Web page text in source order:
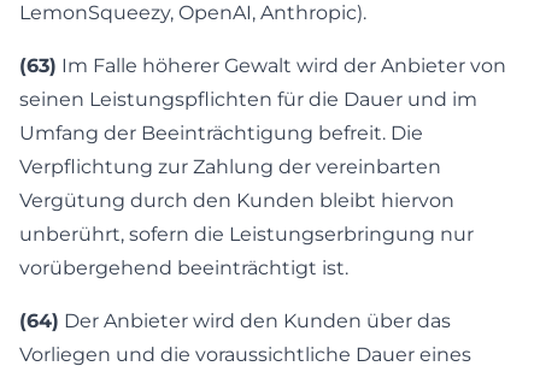
LemonSqueezy, OpenAI, Anthropic).
(63) Im Falle höherer Gewalt wird der Anbieter von
seinen Leistungspflichten für die Dauer und im
Umfang der Beeinträchtigung befreit. Die
Verpflichtung zur Zahlung der vereinbarten
Vergütung durch den Kunden bleibt hiervon
unberührt, sofern die Leistungserbringung nur
vorübergehend beeinträchtigt ist.
(64) Der Anbieter wird den Kunden über das
Vorliegen und die voraussichtliche Dauer eines